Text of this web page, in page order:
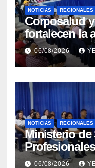
NOTICIAS REGIONALES
Corposalud
fortalecen la
municipios
06/08/2026
NOTICIAS REGIONALES
Ministerio de
Tuberculosis
06/08/2026